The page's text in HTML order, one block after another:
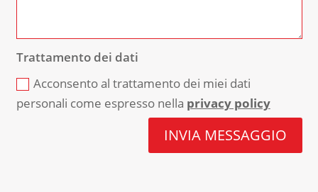
Trattamento dei dati
Acconsento al trattamento dei miei dati
personali come espresso nella privacy policy
INVIA MESSAGGIO